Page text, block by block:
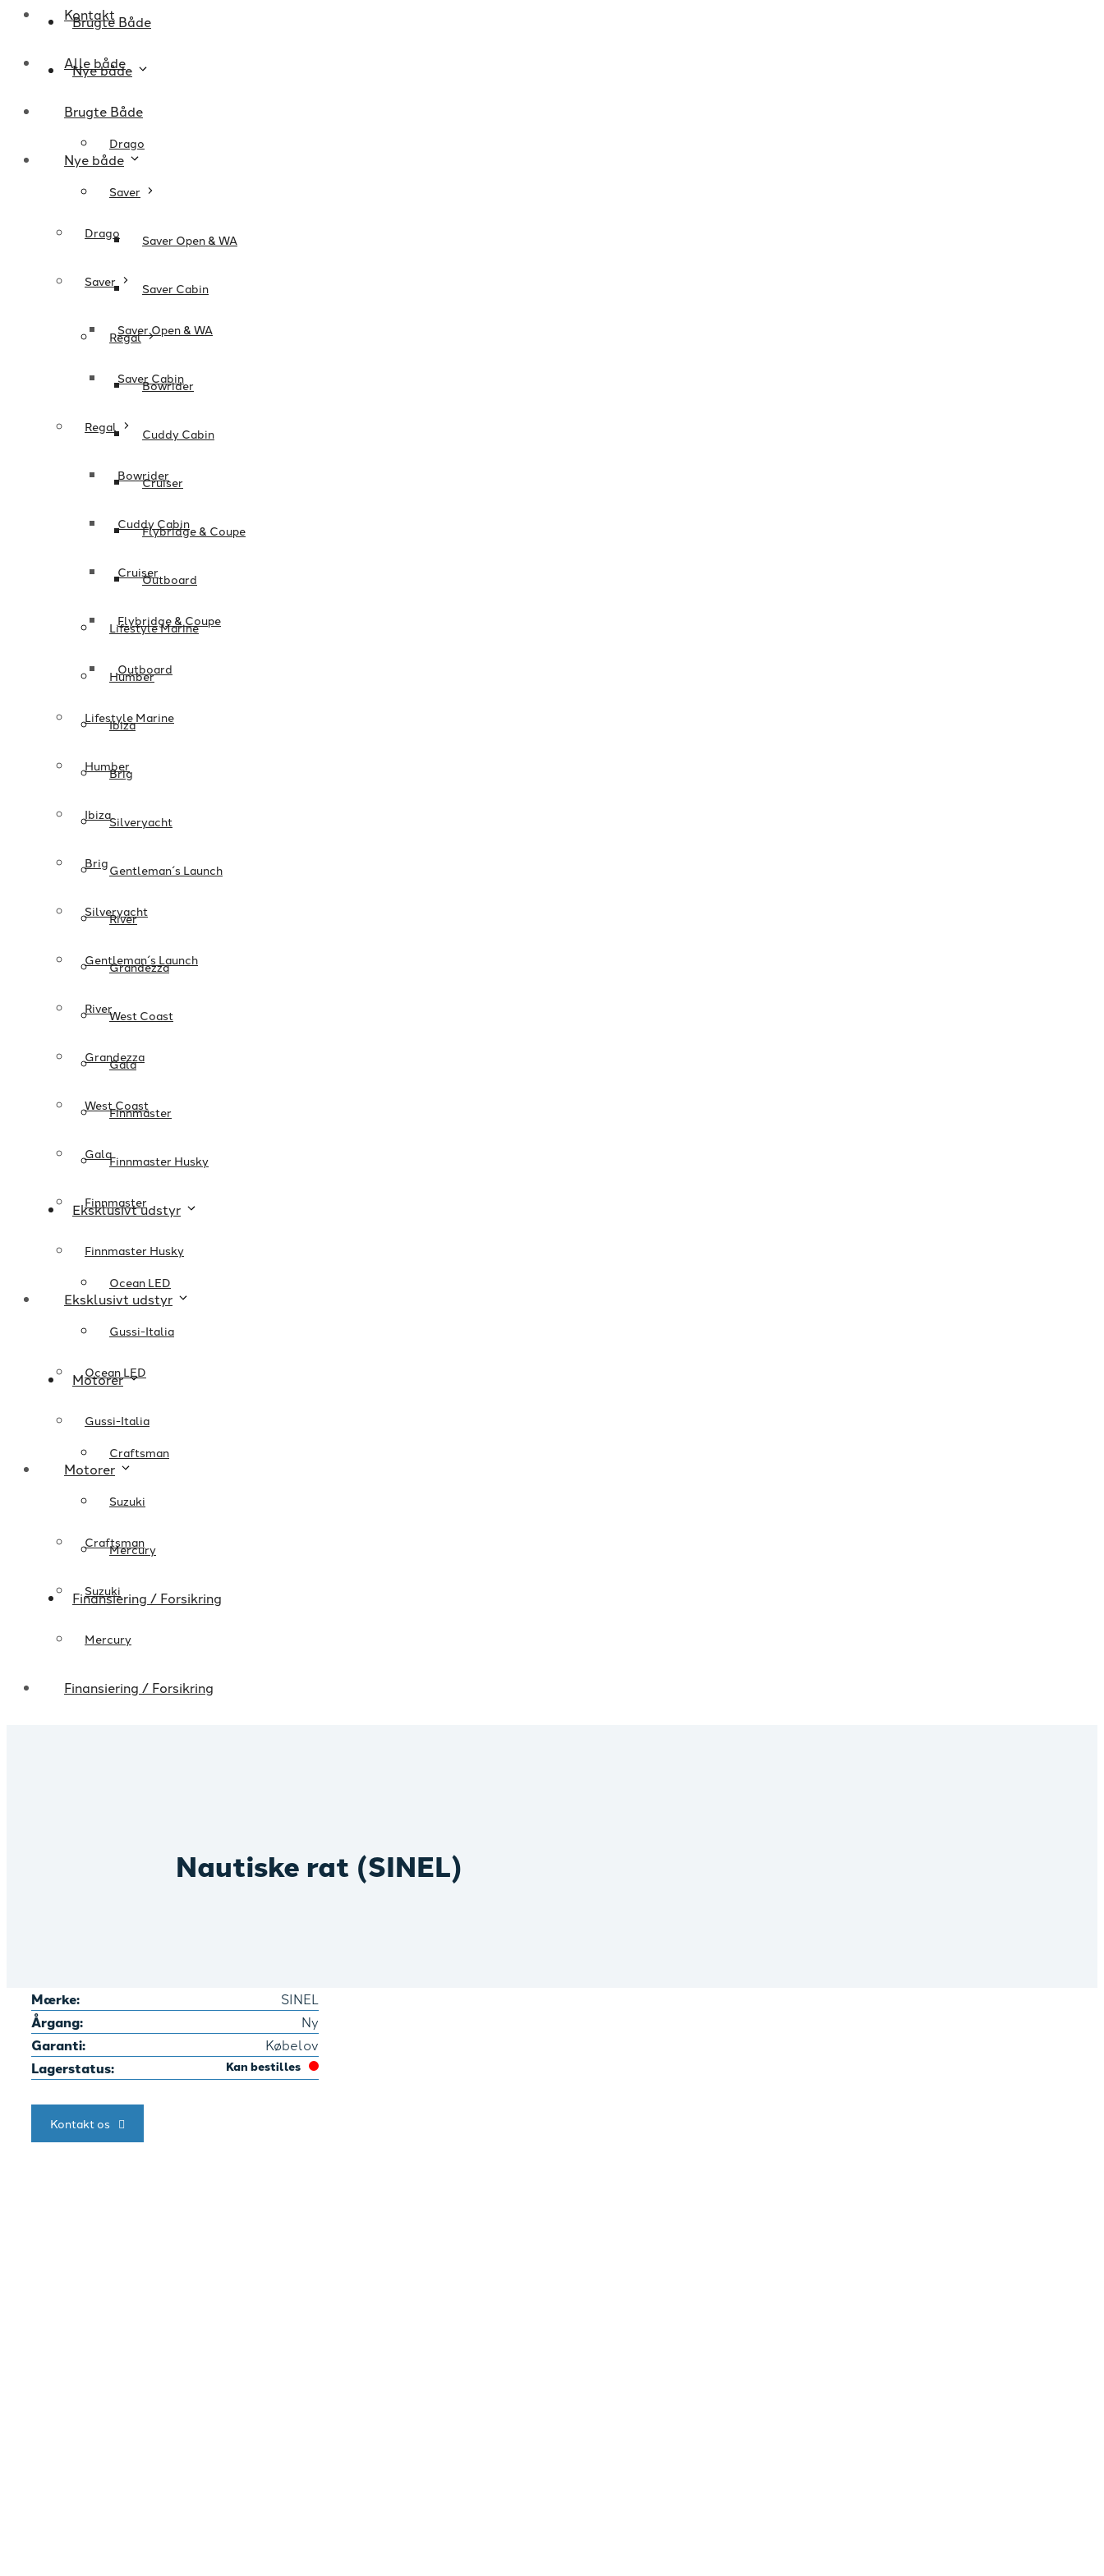
Brugte Både
Nye både
Drago
Saver
Saver Open & WA
Saver Cabin
Regal
Bowrider
Cuddy Cabin
Cruiser
Flybridge & Coupe
Outboard
Lifestyle Marine
Humber
Ibiza
Brig
Silveryacht
Gentleman´s Launch
River
Grandezza
West Coast
Gala
Finnmaster
Finnmaster Husky
Eksklusivt udstyr
Ocean LED
Gussi-Italia
Motorer
Craftsman
Suzuki
Mercury
Finansiering / Forsikring
Kontakt
Alle både
Brugte Både
Nye både
Drago
Saver
Saver Open & WA
Saver Cabin
Regal
Bowrider
Cuddy Cabin
Cruiser
Flybridge & Coupe
Outboard
Lifestyle Marine
Humber
Ibiza
Brig
Silveryacht
Gentleman´s Launch
River
Grandezza
West Coast
Gala
Finnmaster
Finnmaster Husky
Eksklusivt udstyr
Ocean LED
Gussi-Italia
Motorer
Craftsman
Suzuki
Mercury
Finansiering / Forsikring
Nautiske rat (SINEL)
Mærke: SINEL
Årgang: Ny
Garanti: Købelov
Lagerstatus: Kan bestilles
Kontakt os